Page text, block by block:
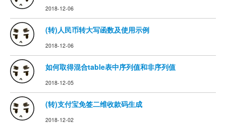
2018-12-06
(转)人民币转大写函数及使用示例
2018-12-06
如何取得混合table表中序列值和非序列值
2018-12-05
(转)支付宝免签二维收款码生成
2018-12-02